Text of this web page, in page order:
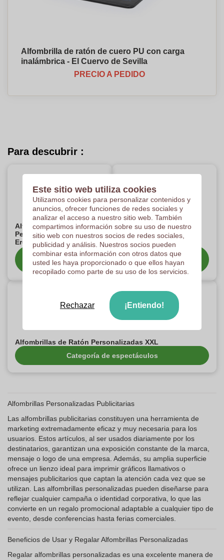
Alfombrilla de ratón de cuero PU con carga
inalámbrica - El Cuervo de Sevilla
PRECIO A PEDIDO
Para descubrir :
Alfombrillas de Ratón
Personalizadas
Ergonómicas
Categoría de
espectáculos
Alfombrillas
Personalizadas Baratas
Categoría de
espectáculos
Alfombrillas de Ratón Personalizadas XXL
Categoría de espectáculos
Alfombrillas Personalizadas Publicitarias
Las alfombrillas publicitarias constituyen una herramienta de
marketing extremadamente eficaz y muy necesaria para los
usuarios. Estos artículos, al ser usados diariamente por los
destinatarios, garantizan una exposición constante de la marca,
mensaje o logo de una empresa. Además, su amplia superficie
ofrece un lienzo ideal para imprimir gráficos llamativos o
mensajes publicitarios que captan la atención cada vez que se
utilizan. Las alfombrillas personalizadas pueden diseñarse para
reflejar cualquier campaña o identidad corporativa, lo que las
convierte en un regalo promocional adaptable a cualquier tipo de
evento, desde conferencias hasta ferias comerciales.
Beneficios de Usar y Regalar Alfombrillas Personalizadas
Regalar alfombrillas personalizadas es una excelente manera de
Este sitio web utiliza cookies
Utilizamos cookies para personalizar contenidos y
anuncios, ofrecer funciones de redes sociales y
analizar el acceso a nuestro sitio web. También
compartimos información sobre su uso de nuestro
sitio web con nuestros socios de redes sociales,
publicidad y análisis. Nuestros socios pueden
combinar esta información con otros datos que
usted les haya proporcionado o que ellos hayan
recopilado como parte de su uso de los servicios.
Rechazar ¡Entiendo!